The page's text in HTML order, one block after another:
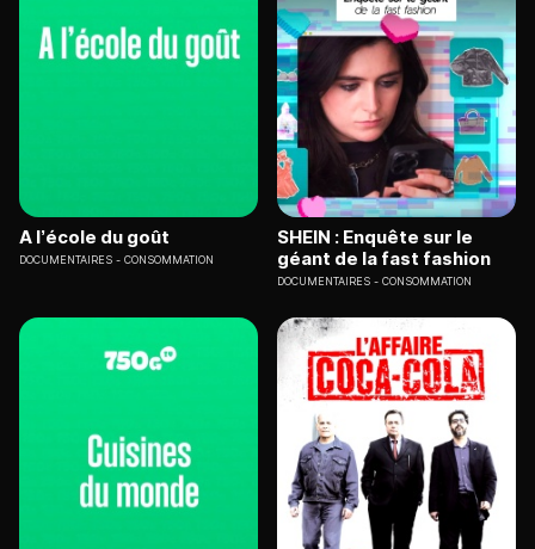
A l’école du goût
DOCUMENTAIRES CONSOMMATION
SHEIN : Enquête sur le
géant de la fast fashion
DOCUMENTAIRES CONSOMMATION